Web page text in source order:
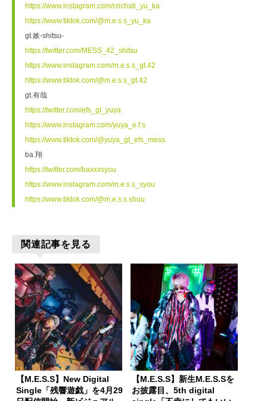
https://www.instagram.com/crichati_yu_ka
https://www.tiktok.com/@m.e.s.s_yu_ka
gt.嫉-shitsu-
https://twitter.com/MESS_42_shitsu
https://www.instagram.com/m.e.s.s_gt.42
https://www.tiktok.com/@m.e.s.s_gt.42
gt.有哉
https://twitter.com/efs_gt_yuya
https://www.instagram.com/yuya_e.f.s
https://www.tiktok.com/@yuya_gt_efs_mess
ba.翔
https://twitter.com/baxxxsyou
https://www.instagram.com/m.e.s.s_syou
https://www.tiktok.com/@m.e.s.s.shou
関連記事を見る
【M.E.S.S】New Digital
Single「残響遊戯」を4月29
【M.E.S.S】新生M.E.S.Sを
お披露目、5th digital